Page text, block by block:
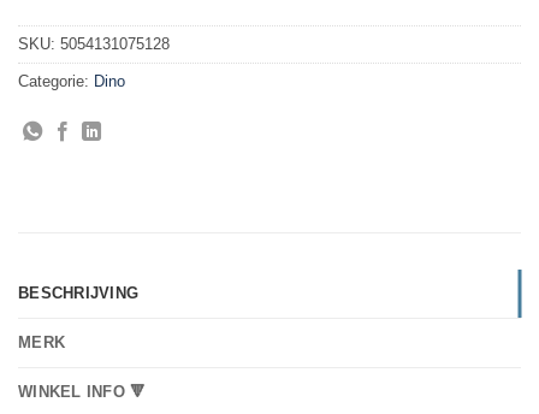
SKU: 5054131075128
Categorie: Dino
BESCHRIJVING
MERK
WINKEL INFO 🔻